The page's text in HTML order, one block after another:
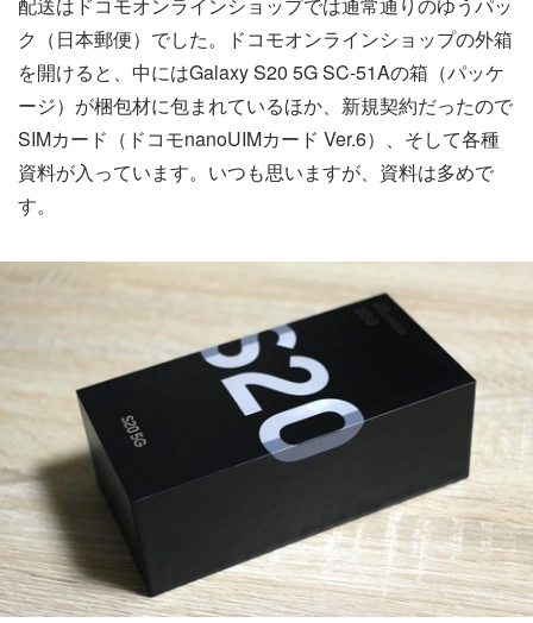
ク（日本郵便）でした。ドコモオンラインショップの外箱
を開けると、中にはGalaxy S20 5G SC-51Aの箱（パッケ
ージ）が梱包材に包まれているほか、新規契約だったので
SIMカード（ドコモnanoUIMカード Ver.6）、そして各種
資料が入っています。いつも思いますが、資料は多めで
す。